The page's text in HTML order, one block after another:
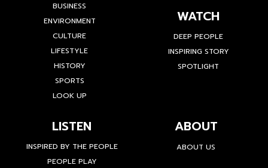
BUSINESS
ENVIRONMENT
CULTURE
LIFESTYLE
HISTORY
SPORTS
LOOK UP
WATCH
DEEP PEOPLE
INSPIRING STORY
SPOTLIGHT
LISTEN
INSPIRED BY THE PEOPLE
PEOPLE PLAY
ABOUT
ABOUT US